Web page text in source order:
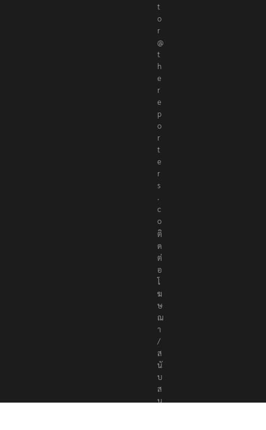
t
o
r
@
t
h
e
r
e
p
o
r
t
e
r
s
.
c
o
ติ
ด
ต่
อ
โ
ฆ
ษ
ณ
า
/
ส
นั
บ
ส
นุ